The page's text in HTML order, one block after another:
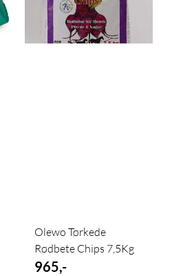
Olewo Tørkede
Rødbete Chips 7,5Kg
965,-